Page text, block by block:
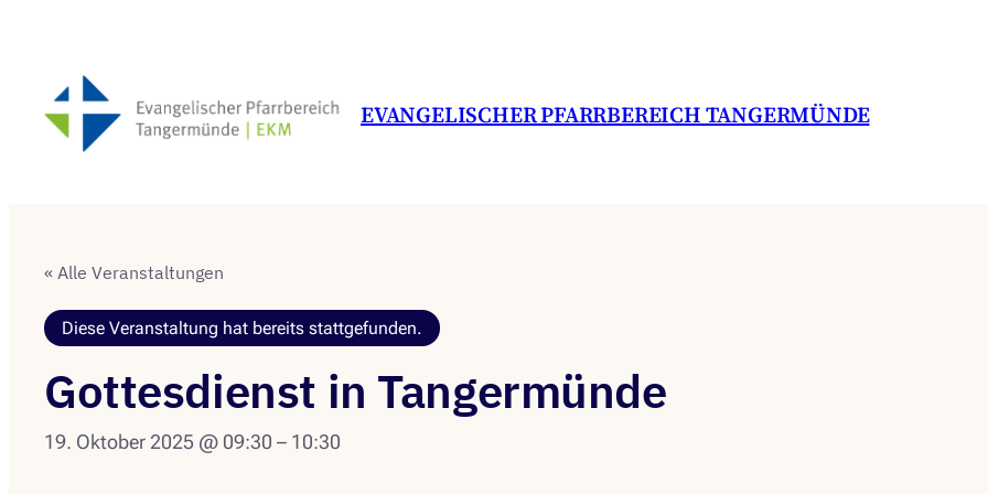
EVANGELISCHER PFARRBEREICH TANGERMÜNDE
« Alle Veranstaltungen
Diese Veranstaltung hat bereits stattgefunden.
Gottesdienst in Tangermünde
19. Oktober 2025 @ 09:30 – 10:30